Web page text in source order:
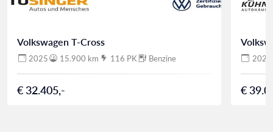
Volkswagen T-Cross
2025 15.900 km 116 PK Benzine
€ 32.405,-
2025
€